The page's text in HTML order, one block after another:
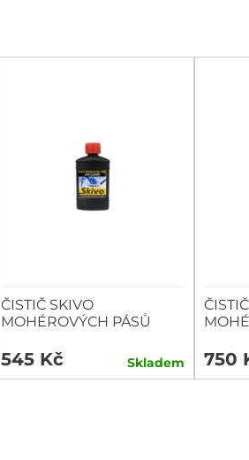
ČISTIČ SKIVO
MOHÉROVÝCH PÁSŮ
545 Kč Skladem 750